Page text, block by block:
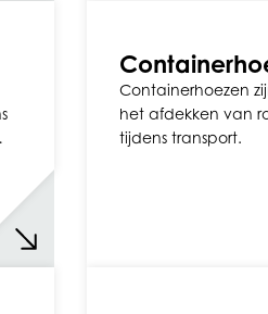
Containerhoezen
het afdekken van
tijdens transport.